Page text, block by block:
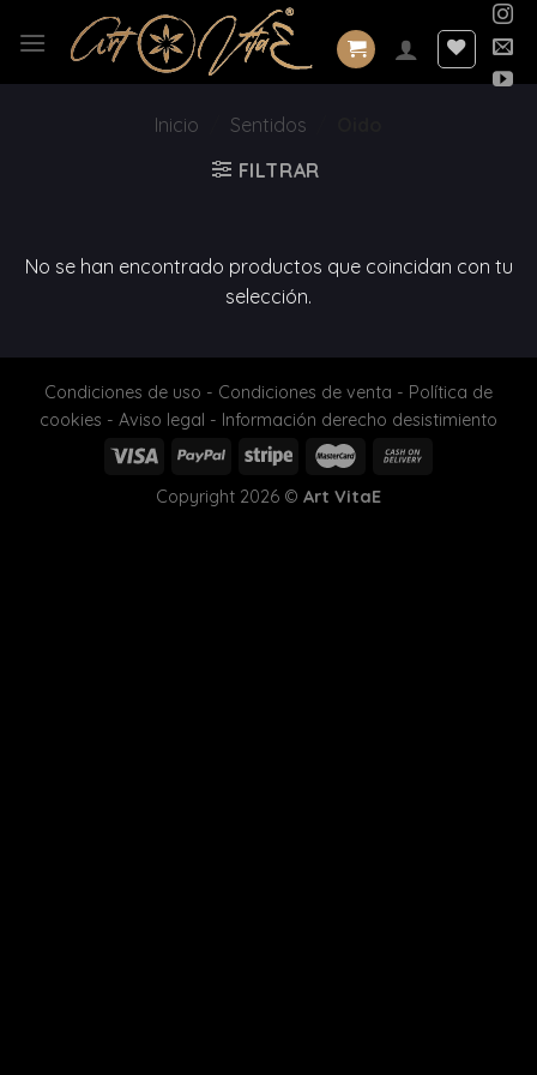
Inicio Sentidos
FILTRAR
No se han encontrado productos que coincidan con tu
selección.
Condiciones de uso - Condiciones de venta - Política de
cookies - Aviso legal - Información derecho desistimiento
Copyright 2026 © Art VitaE